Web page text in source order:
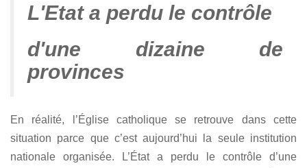
L'Etat a perdu le contrôle
d'une dizaine de
provinces
En réalité, l’Église catholique se retrouve dans cette
situation parce que c’est aujourd’hui la seule institution
nationale organisée. L’État a perdu le contrôle d’une